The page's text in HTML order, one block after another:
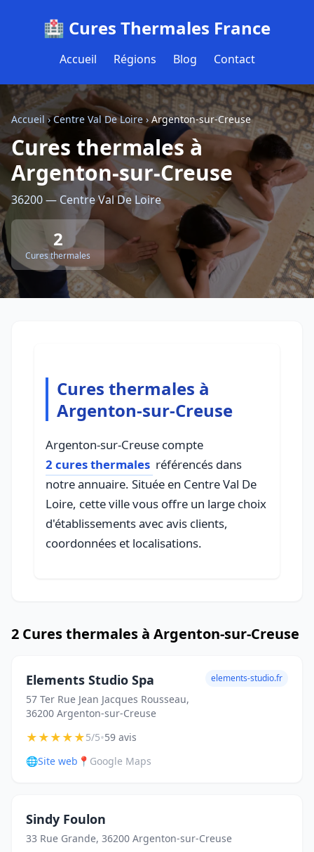
🏥 Cures Thermales France
Accueil Régions Blog Contact
Accueil ›Centre Val De Loire›Argenton-sur-Creuse
Cures thermales à
Argenton-sur-Creuse
36200 — Centre Val De Loire
2
Cures thermales
Cures thermales à
Argenton-sur-Creuse
Argenton-sur-Creuse compte
2 cures thermales référencés dans
notre annuaire. Située en Centre Val De
Loire, cette ville vous offre un large choix
d'établissements avec avis clients,
coordonnées et localisations.
2 Cures thermales à Argenton-sur-Creuse
Elements Studio Spa
57 Ter Rue Jean Jacques Rousseau,
36200 Argenton-sur-Creuse
elements-studio.fr
★★★★★5/5•59 avis
🌐Site web 📍 Google Maps
Sindy Foulon
33 Rue Grande, 36200 Argenton-sur-Creuse